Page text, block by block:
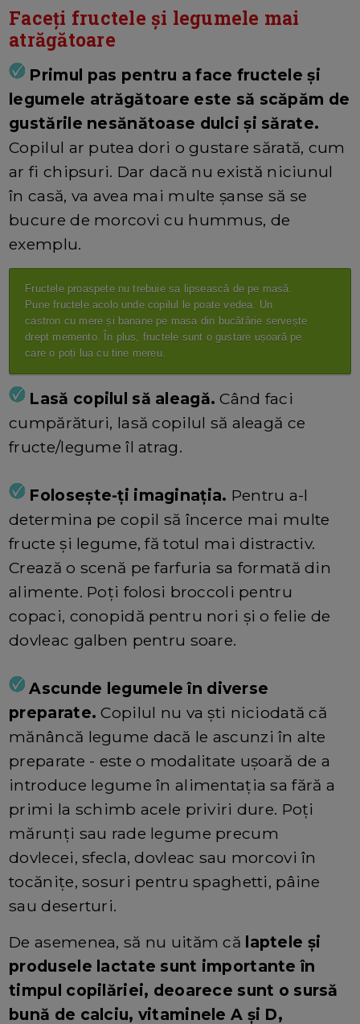
Faceți fructele și legumele mai
atrăgătoare
Primul pas pentru a face fructele și
legumele atrăgătoare este să scăpăm de
gustările nesănătoase dulci și sărate.
Copilul ar putea dori o gustare sărată, cum
ar fi chipsuri. Dar dacă nu există niciunul
în casă, va avea mai multe șanse să se
bucure de morcovi cu hummus, de
exemplu.
Fructele proaspete nu trebuie sa lipsească de pe masă.
Pune fructele acolo unde copilul le poate vedea. Un
castron cu mere și banane pe masa din bucătărie servește
drept memento. În plus, fructele sunt o gustare ușoară pe
care o poți lua cu tine mereu.
Lasă copilul să aleagă.Când faci
cumpărături, lasă copilul să aleagă ce
fructe/legume îl atrag.
Folosește-ți imaginația. Pentru a-l
determina pe copil să încerce mai multe
fructe și legume, fă totul mai distractiv.
Crează o scenă pe farfuria sa formată din
alimente. Poți folosi broccoli pentru
copaci, conopidă pentru nori și o felie de
dovleac galben pentru soare.
Ascunde legumele în diverse
preparate.Copilul nu va ști niciodată că
mănâncă legume dacă le ascunzi în alte
preparate - este o modalitate ușoară de a
introduce legume în alimentația sa fără a
primi la schimb acele priviri dure. Poți
mărunți sau rade legume precum
dovlecei, sfecla, dovleac sau morcovi în
tocănițe, sosuri pentru spaghetti, pâine
sau deserturi.
De asemenea, să nu uităm că laptele și
produsele lactate sunt importante în
timpul copilăriei, deoarece sunt o sursă
bună de calciu, vitaminele A și D,